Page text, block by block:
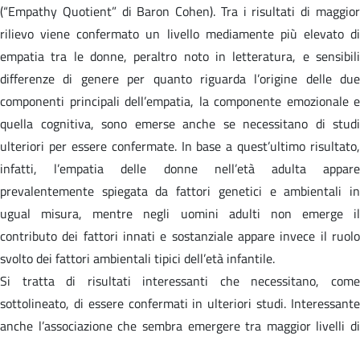
(“Empathy Quotient” di Baron Cohen). Tra i risultati di maggior
rilievo viene confermato un livello mediamente più elevato di
empatia tra le donne, peraltro noto in letteratura, e sensibili
differenze di genere per quanto riguarda l’origine delle due
componenti principali dell’empatia, la componente emozionale e
quella cognitiva, sono emerse anche se necessitano di studi
ulteriori per essere confermate. In base a quest’ultimo risultato,
infatti, l’empatia delle donne nell’età adulta appare
prevalentemente spiegata da fattori genetici e ambientali in
ugual misura, mentre negli uomini adulti non emerge il
contributo dei fattori innati e sostanziale appare invece il ruolo
svolto dei fattori ambientali tipici dell’età infantile.
Si tratta di risultati interessanti che necessitano, come
sottolineato, di essere confermati in ulteriori studi. Interessante
anche l’associazione che sembra emergere tra maggior livelli di